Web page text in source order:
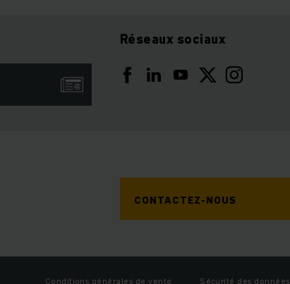
Réseaux sociaux
CONTACTEZ-NOUS
Conditions générales de vente Sécurité des données